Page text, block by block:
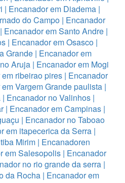
| Encanador em Diadema|
do Campo | Encanador
| Encanador em Santo Andre |
| Encanador em Osasco |
Grande| Encanador em
Aruja| Encanador em Mogi
ribeirao pires | Encanador
Vargem Grande paulista |
| Encanador no Valinhos |
| Encanador em Campinas |
| Encanador no Taboao
em itapecerica da Serra |
Mirim| Encanadoren
em Salesopolis | Encanador
no rio grande da serra |
da Rocha | Encanador em